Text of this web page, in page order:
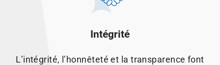
Intégrité
L’intégrité, l’honnêteté et la transparence font